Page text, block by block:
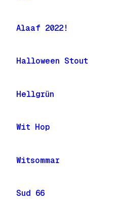
Alaaf 2022!
Halloween Stout
Hellgrün
Wit Hop
Witsommar
Sud 66